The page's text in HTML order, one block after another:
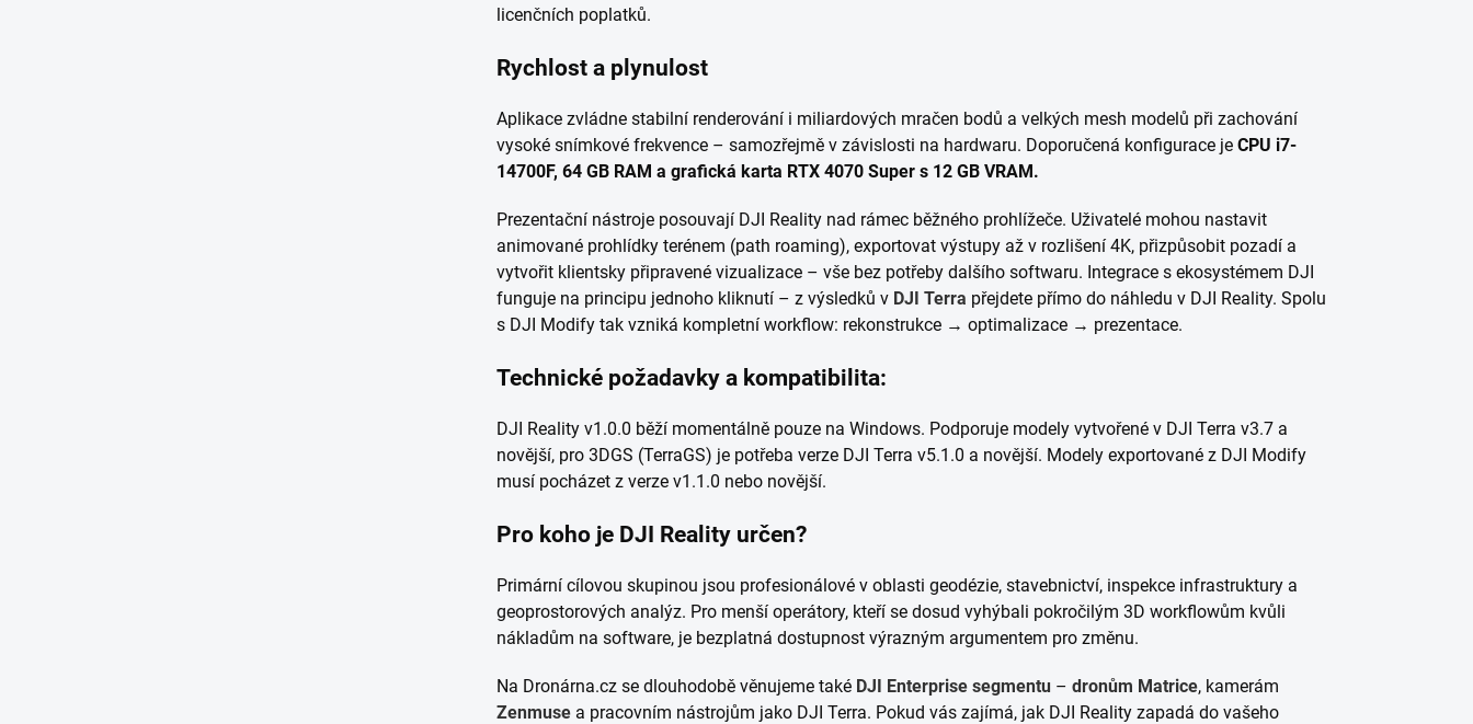
licenčních poplatků.
Rychlost a plynulost
Aplikace zvládne stabilní renderování i miliardových mračen bodů a velkých mesh modelů při zachování
vysoké snímkové frekvence – samozřejmě v závislosti na hardwaru. Doporučená konfigurace je CPU i7-
14700F, 64 GB RAM a grafická karta RTX 4070 Super s 12 GB VRAM.
Prezentační nástroje posouvají DJI Reality nad rámec běžného prohlížeče. Uživatelé mohou nastavit
animované prohlídky terénem (path roaming), exportovat výstupy až v rozlišení 4K, přizpůsobit pozadí a
vytvořit klientsky připravené vizualizace – vše bez potřeby dalšího softwaru. Integrace s ekosystémem DJI
funguje na principu jednoho kliknutí – z výsledků v DJI Terra přejdete přímo do náhledu v DJI Reality. Spolu
s DJI Modify tak vzniká kompletní workflow: rekonstrukce → optimalizace → prezentace.
Technické požadavky a kompatibilita:
DJI Reality v1.0.0 běží momentálně pouze na Windows. Podporuje modely vytvořené v DJI Terra v3.7 a
novější, pro 3DGS (TerraGS) je potřeba verze DJI Terra v5.1.0 a novější. Modely exportované z DJI Modify
musí pocházet z verze v1.1.0 nebo novější.
Pro koho je DJI Reality určen?
Primární cílovou skupinou jsou profesionálové v oblasti geodézie, stavebnictví, inspekce infrastruktury a
geoprostorových analýz. Pro menší operátory, kteří se dosud vyhýbali pokročilým 3D workflowům kvůli
nákladům na software, je bezplatná dostupnost výrazným argumentem pro změnu.
Na Dronárna.cz se dlouhodobě věnujeme také DJI Enterprise segmentu – dronům Matrice, kamerám
Zenmuse a pracovním nástrojům jako DJI Terra. Pokud vás zajímá, jak DJI Reality zapadá do vašeho